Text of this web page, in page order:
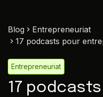
Entrepreneuriat
17
Blog
Entrepreneuriat
17 podcasts pour